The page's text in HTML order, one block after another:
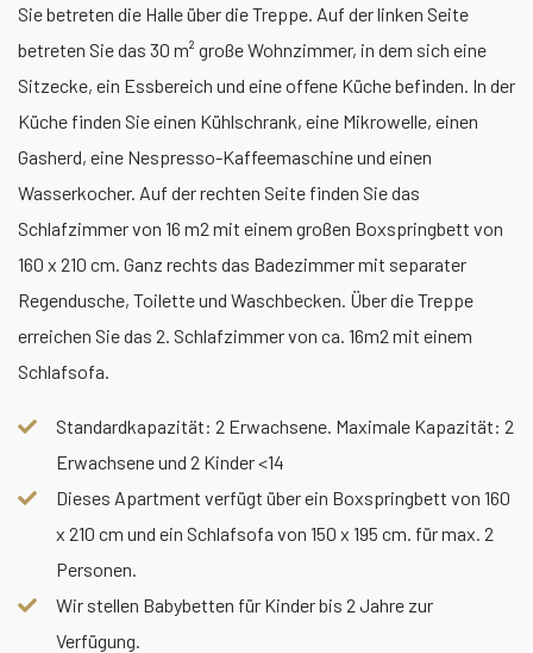
Sie betreten die Halle über die Treppe. Auf der linken Seite
betreten Sie das 30 m² große Wohnzimmer, in dem sich eine
Sitzecke, ein Essbereich und eine offene Küche befinden. In der
Küche finden Sie einen Kühlschrank, eine Mikrowelle, einen
Gasherd, eine Nespresso-Kaffeemaschine und einen
Wasserkocher. Auf der rechten Seite finden Sie das
Schlafzimmer von 16 m2 mit einem großen Boxspringbett von
160 x 210 cm. Ganz rechts das Badezimmer mit separater
Regendusche, Toilette und Waschbecken. Über die Treppe
erreichen Sie das 2. Schlafzimmer von ca. 16m2 mit einem
Schlafsofa.
Standardkapazität: 2 Erwachsene. Maximale Kapazität: 2
Erwachsene und 2 Kinder <14
Dieses Apartment verfügt über ein Boxspringbett von 160
x 210 cm und ein Schlafsofa von 150 x 195 cm. für max. 2
Personen.
Wir stellen Babybetten für Kinder bis 2 Jahre zur
Verfügung.